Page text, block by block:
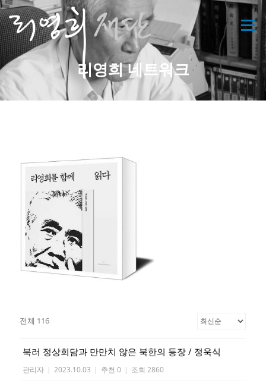
콘
텐
츠
로
바
로
가
기
메뉴
리영희 네트워크
전체 116
북러 정상회담과 만만치 않은 북한의 등장 / 정욱식
관리자 | 2023.10.03 | 추천 0 | 조회 2860